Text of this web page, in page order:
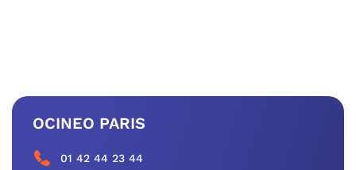
OCINEO PARIS
01 42 44 23 44